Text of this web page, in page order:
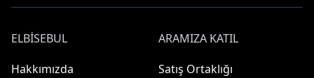
ELBISEBUL
Hakkımızda
ARAMIZA KATIL
Satış Ortaklığı